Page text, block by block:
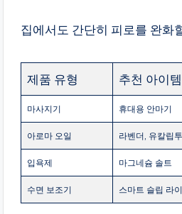
집에서도 간단히 피로를 완화
제품 유형 추천 아이템
마사지기 휴대용 안마기
아로마 오일 라벤더, 유칼립
입욕제 마그네슘 솔트
수면 보조기 스마트 슬립 라